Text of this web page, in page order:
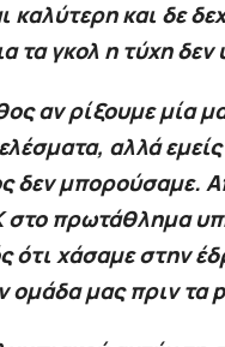
καλύτερη και δε
τα γκολ η τύχη
αν ρίξουμε μία
αλλά
μπορούσαμε.
στο πρωτάθλημα
ότι χάσαμε στην
ομάδα μας πριν τα